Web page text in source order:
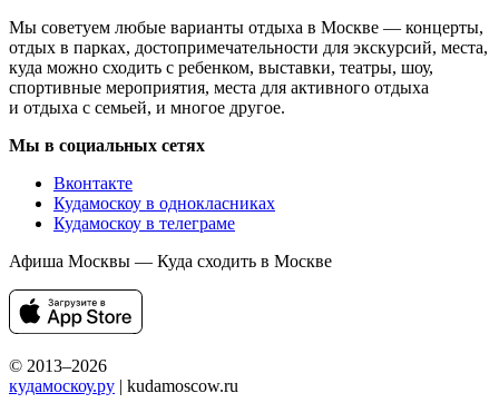
Мы советуем любые варианты отдыха в Москве — концерты,
отдых в парках, достопримечательности для экскурсий, места,
куда можно сходить с ребенком, выставки, театры, шоу,
спортивные мероприятия, места для активного отдыха
и отдыха с семьей, и многое другое.
Мы в социальных сетях
Вконтакте
Кудамоскоу в однокласниках
Кудамоскоу в телеграме
Афиша Москвы — Куда сходить в Москве
© 2013–2026
кудамоскоу.ру | kudamoscow.ru